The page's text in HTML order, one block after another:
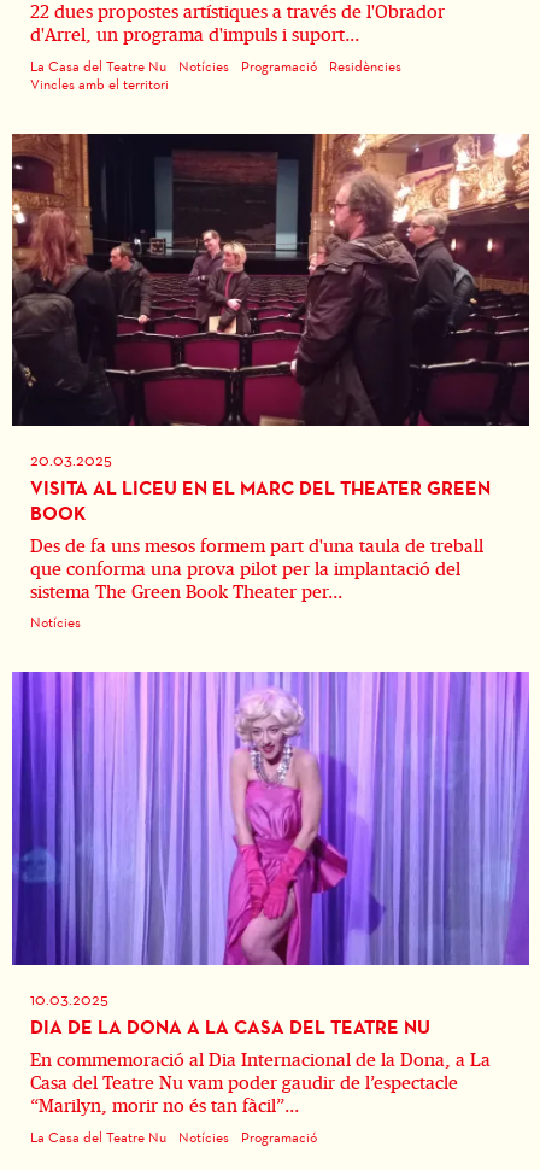
22 dues propostes artístiques a través de l'Obrador
d'Arrel, un programa d'impuls i suport...
La Casa del Teatre Nu Notícies Programació
Residències
Vincles amb el territori
20.03.2025
VISITA AL LICEU EN EL MARC DEL THEATER GREEN
BOOK
Des de fa uns mesos formem part d'una taula de treball
que conforma una prova pilot per la implantació del
sistema The Green Book Theater per...
Notícies
10.03.2025
DIA DE LA DONA A LA CASA DEL TEATRE NU
En commemoració al Dia Internacional de la Dona, a La
Casa del Teatre Nu vam poder gaudir de l’espectacle
“Marilyn, morir no és tan fàcil”...
La Casa del Teatre Nu Notícies Programació